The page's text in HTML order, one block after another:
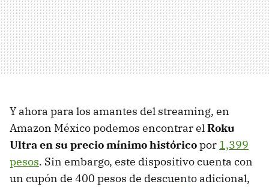
Y ahora para los amantes del streaming, en
Amazon México podemos encontrar elRoku
Ultra en su precio mínimo históricopor 1,399
pesos. Sin embargo, este dispositivo cuenta con
un cupón de 400 pesos de descuento adicional,